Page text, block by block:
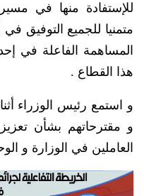
للإستفادة منها في
متمنيا للجميع التوفيق في
المساهمة الفاعلة في
هذا القطاع .
و استمع رئيس الوزراء
و مقترحاتهم بشأن تعزيز
العاملين في الوزارة و